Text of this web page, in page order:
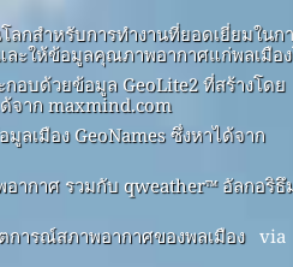
ลกสำหรับการทำงานที่ยอดเยี่ยมในก
ละให้ข้อมูลคุณภาพอากาศแก่พลเมือ
อบด้วยข้อมูล GeoLite2 ที่สร้างโดย
จาก maxmind.com
เมือง GeoNames ซึ่งหาได้จาก
ากาศ รวมกับ qweather™ อัลกอริธึ
การณ์สภาพอากาศของพลเมือง via